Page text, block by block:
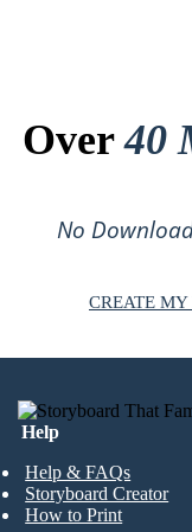
Over40
No
CREATE
Help
Help & FAQs
Storyboard Creator
How to Print